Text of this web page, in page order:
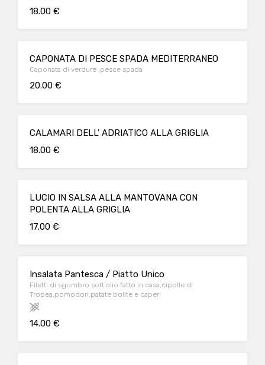
18.00 €
CAPONATA DI PESCE SPADA MEDITERRANEO
Caponata di verdure ,pesce spada
20.00 €
CALAMARI DELL' ADRIATICO ALLA GRIGLIA
18.00 €
LUCIO IN SALSA ALLA MANTOVANA CON
POLENTA ALLA GRIGLIA
17.00 €
Insalata Pantesca / Piatto Unico
Filetti di sgombro sott'olio fatto in casa,cipolle di
Tropea,pomodori,patate bolite e caperi
14.00 €